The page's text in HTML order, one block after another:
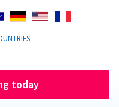
today